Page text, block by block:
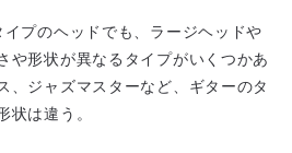
プのヘッドでも、ラージヘッドや
や形状が異なるタイプがいくつかあ
、ジャズマスターなど、ギターのタ
状は違う。